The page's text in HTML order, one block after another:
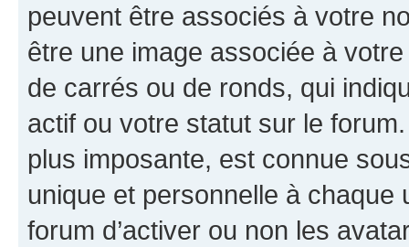
peuvent être associés à votre
être une image associée à
de carrés ou de ronds, qui
actif ou votre statut sur le
plus imposante, est connue
unique et personnelle à chaque
forum d’activer ou non les